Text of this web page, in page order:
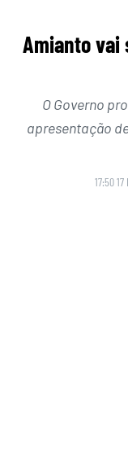
Amianto vai
O Governo
apresentação
17:50